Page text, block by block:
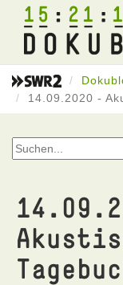
15 21
14.09.2020 -